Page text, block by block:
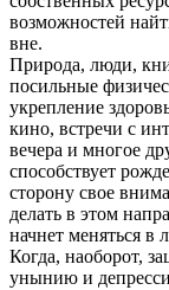
возможностей
вне.
Природа, люди,
посильные
укрепление
кино, встречи с
вечера и многое
способствует
сторону свое
делать в этом
начнет меняться в
Когда, наоборот,
унынию и